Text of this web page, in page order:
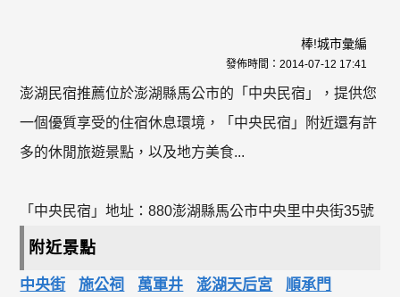
棒!城市彙編
發佈時間： 2014-07-12 17:41
澎湖民宿推薦位於澎湖縣馬公市的「中央民宿」，提供您
一個優質享受的住宿休息環境，「中央民宿」附近還有許
多的休閒旅遊景點，以及地方美食...
「中央民宿」地址：880澎湖縣馬公市中央里中央街35號
附近景點
中央街 施公祠 萬軍井 澎湖天后宮
順承門